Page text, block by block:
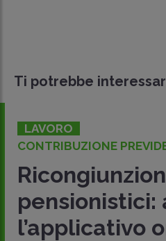
Ti potrebbe
LAVORO
CONTRIBUZIONE
pensionistici:
l’applicativo